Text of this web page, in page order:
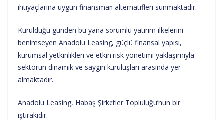
ihtiyaçlarına uygun finansman alternatifleri sunmaktadır.
Kurulduğu günden bu yana sorumlu yatırım ilkelerini
benimseyen Anadolu Leasing, güçlü finansal yapısı,
kurumsal yetkinlikleri ve etkin risk yönetimi yaklaşımıyla
sektörün dinamik ve saygın kuruluşları arasında yer
almaktadır.
Anadolu Leasing, Habaş Şirketler Topluluğu’nun bir
iştirakidir.